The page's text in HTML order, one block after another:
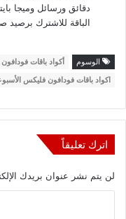
دقائق ورسائل وميجا
الباقة للاشترك برصيد صافي ب200 جنية مصري
الوسوم أكواد باقات
اكواد باقات فودافون فليكس
اترك تعليقاً
لن يتم نشر عنوان بريدك